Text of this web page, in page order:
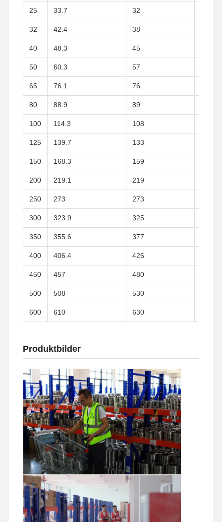
Edelstahl-nahtlose Rohre
BA-ROHR
Edelstahl geschweißte Rohre
Edelstahl-Spulen-Blatt
25 33.7 32
32 42.4 38
40 48.3 45
50 60.3 57
65 76.1 76
80 88.9 89
100 114.3 108
125 139.7 133
150 168.3 159
200 219.1 219
250 273 273
300 323.9 325
350 355.6 377
400 406.4 426
450 457 480
500 508 530
600 610 630
Produktbilder